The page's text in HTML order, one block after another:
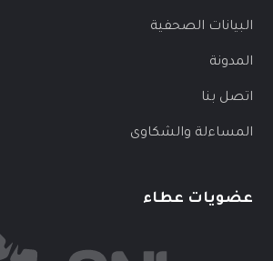
البيانات الصحفية
المدونة
اتصل بنا
المساءلة والشكاوى
عضويات عطاء